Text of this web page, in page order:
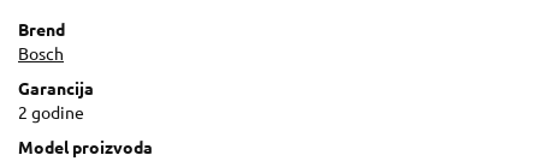
Brend
Bosch
Garancija
2 godine
Model proizvoda